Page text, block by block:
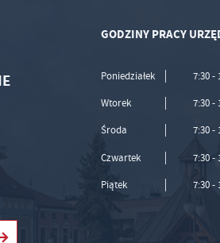
GODZINY PRACY
Poniedziałek 7:30 -
Wtorek 7:30 -
Środa 7:30 -
Czwartek 7:30 -
Piątek 7:30 -